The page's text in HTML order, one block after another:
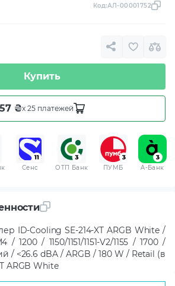
Код:АЛ-00001752
Купить
57 ₴x 25 платежей
Сенс ОТП Банк ПУМБ A-Банк
ID-Cooling SE-214-XT ARGB White /
1200 / 1150/1151/1151-V2/1155 / 1700 /
/ <26.6 dBA / ARGB / 180 W / Retail (в
ARGB White